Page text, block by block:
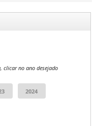
clicar no ano desejado